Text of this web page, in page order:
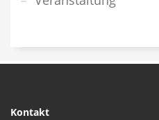
Kontakt